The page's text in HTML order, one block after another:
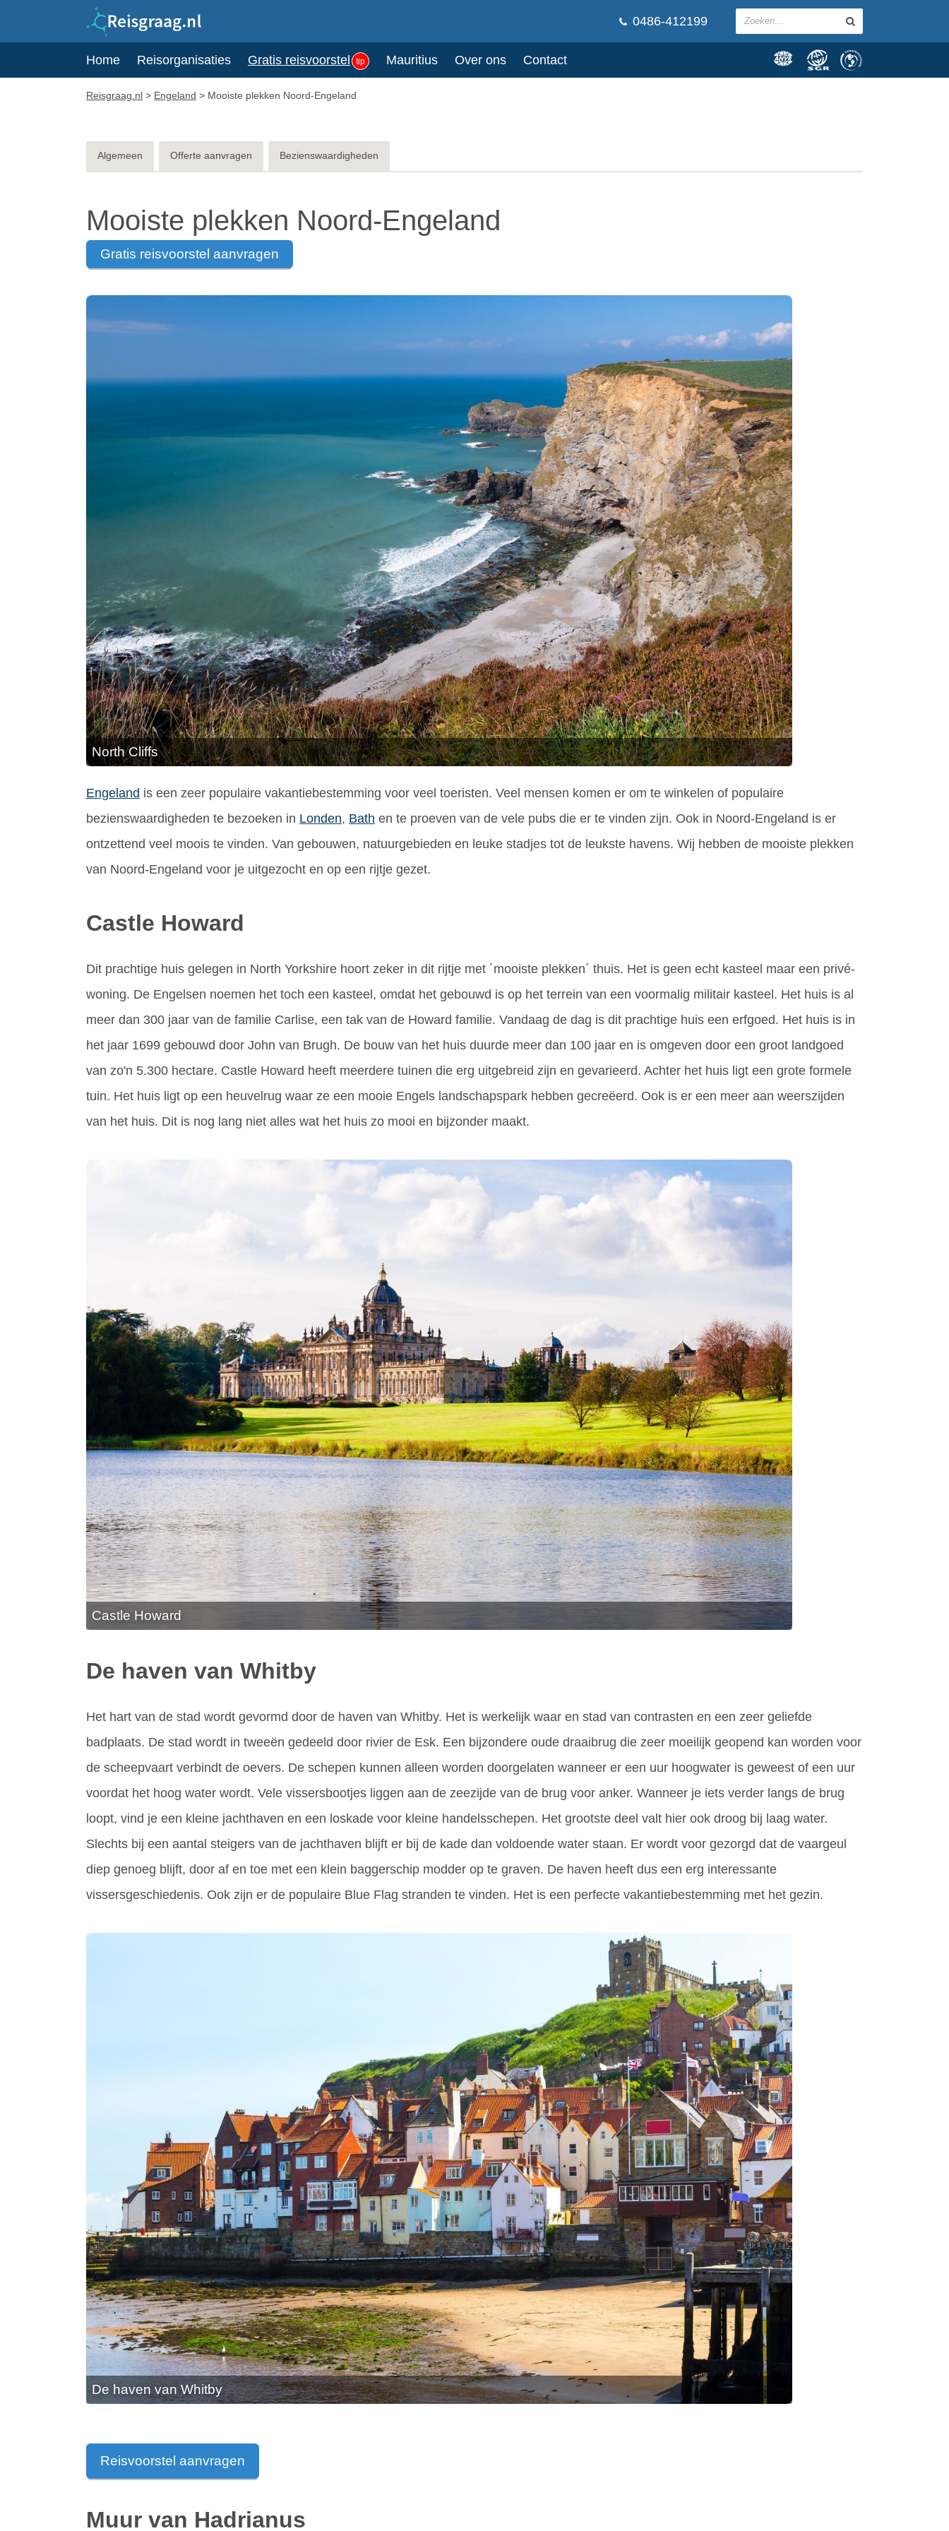
0486-412199
Home Reisorganisaties Gratis reisvoorstel tip Mauritius Over ons Contact
Reisgraag.nl > Engeland > Mooiste plekken Noord-Engeland
Algemeen Offerte aanvragen Bezienswaardigheden
Mooiste plekken Noord-Engeland
gratis reisvoorstel aanvragen
North Cliffs
Engeland is een zeer populaire vakantiebestemming voor veel toeristen. Veel mensen komen er om te winkelen of populaire
bezienswaardigheden te bezoeken in Londen, Bath en te proeven van de vele pubs die er te vinden zijn. Ook in Noord-Engeland is er
ontzettend veel moois te vinden. Van gebouwen, natuurgebieden en leuke stadjes tot de leukste havens. Wij hebben de mooiste plekken
van Noord-Engeland voor je uitgezocht en op een rijtje gezet.
Castle Howard
Dit prachtige huis gelegen in North Yorkshire hoort zeker in dit rijtje met ´mooiste plekken´ thuis. Het is geen echt kasteel maar een privé-
woning. De Engelsen noemen het toch een kasteel, omdat het gebouwd is op het terrein van een voormalig militair kasteel. Het huis is al
meer dan 300 jaar van de familie Carlise, een tak van de Howard familie. Vandaag de dag is dit prachtige huis een erfgoed. Het huis is in
het jaar 1699 gebouwd door John van Brugh. De bouw van het huis duurde meer dan 100 jaar en is omgeven door een groot landgoed
van zo'n 5.300 hectare. Castle Howard heeft meerdere tuinen die erg uitgebreid zijn en gevarieerd. Achter het huis ligt een grote formele
tuin. Het huis ligt op een heuvelrug waar ze een mooie Engels landschapspark hebben gecreëerd. Ook is er een meer aan weerszijden
van het huis. Dit is nog lang niet alles wat het huis zo mooi en bijzonder maakt.
Castle Howard
De haven van Whitby
Het hart van de stad wordt gevormd door de haven van Whitby. Het is werkelijk waar en stad van contrasten en een zeer geliefde
badplaats. De stad wordt in tweeën gedeeld door rivier de Esk. Een bijzondere oude draaibrug die zeer moeilijk geopend kan worden voor
de scheepvaart verbindt de oevers. De schepen kunnen alleen worden doorgelaten wanneer er een uur hoogwater is geweest of een uur
voordat het hoog water wordt. Vele vissersbootjes liggen aan de zeezijde van de brug voor anker. Wanneer je iets verder langs de brug
loopt, vind je een kleine jachthaven en een loskade voor kleine handelsschepen. Het grootste deel valt hier ook droog bij laag water.
Slechts bij een aantal steigers van de jachthaven blijft er bij de kade dan voldoende water staan. Er wordt voor gezorgd dat de vaargeul
diep genoeg blijft, door af en toe met een klein baggerschip modder op te graven. De haven heeft dus een erg interessante
vissersgeschiedenis. Ook zijn er de populaire Blue Flag stranden te vinden. Het is een perfecte vakantiebestemming met het gezin.
De haven van Whitby
Reisvoorstel aanvragen
Muur van Hadrianus